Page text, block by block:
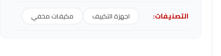
التصنيفات: اجهزة التكييف مكيفات مخفي